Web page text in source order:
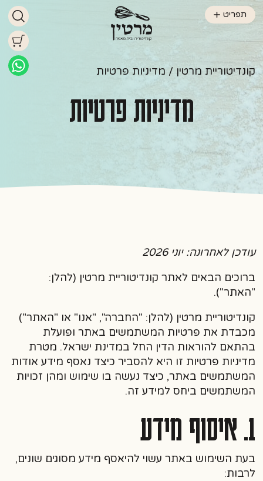
תפריט
קונדיטוריית מרטין / מדיניות פרטיות
מדיניות פרטיות
עודכן לאחרונה: יוני 2026
ברוכים הבאים לאתר קונדיטוריית מרטין (להלן:
"האתר").
קונדיטוריית מרטין (להלן: "החברה", "אנו" או "האתר")
מכבדת את פרטיות המשתמשים באתר ופועלת
בהתאם להוראות הדין החל במדינת ישראל. מטרת
מדיניות פרטיות זו היא להסביר כיצד נאסף מידע אודות
המשתמשים באתר, כיצד נעשה בו שימוש ומהן זכויות
המשתמשים ביחס למידע זה.
1. איסוף מידע
בעת השימוש באתר עשוי להיאסף מידע מסוגים שונים,
לרבות: